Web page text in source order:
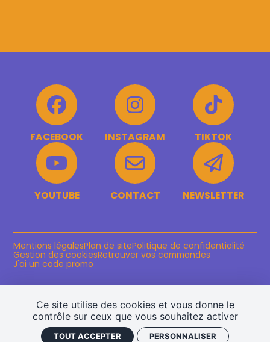
Ce site utilise des cookies et vous donne le
contrôle sur ceux que vous souhaitez activer
TOUT ACCEPTER PERSONNALISER
FACEBOOK INSTAGRAM TIKTOK
YOUTUBE CONTACT NEWSLETTER
Mentions légalesPlan de sitePolitique de confidentialité
Gestion des cookiesRetrouver vos commandes
J'ai un code promo